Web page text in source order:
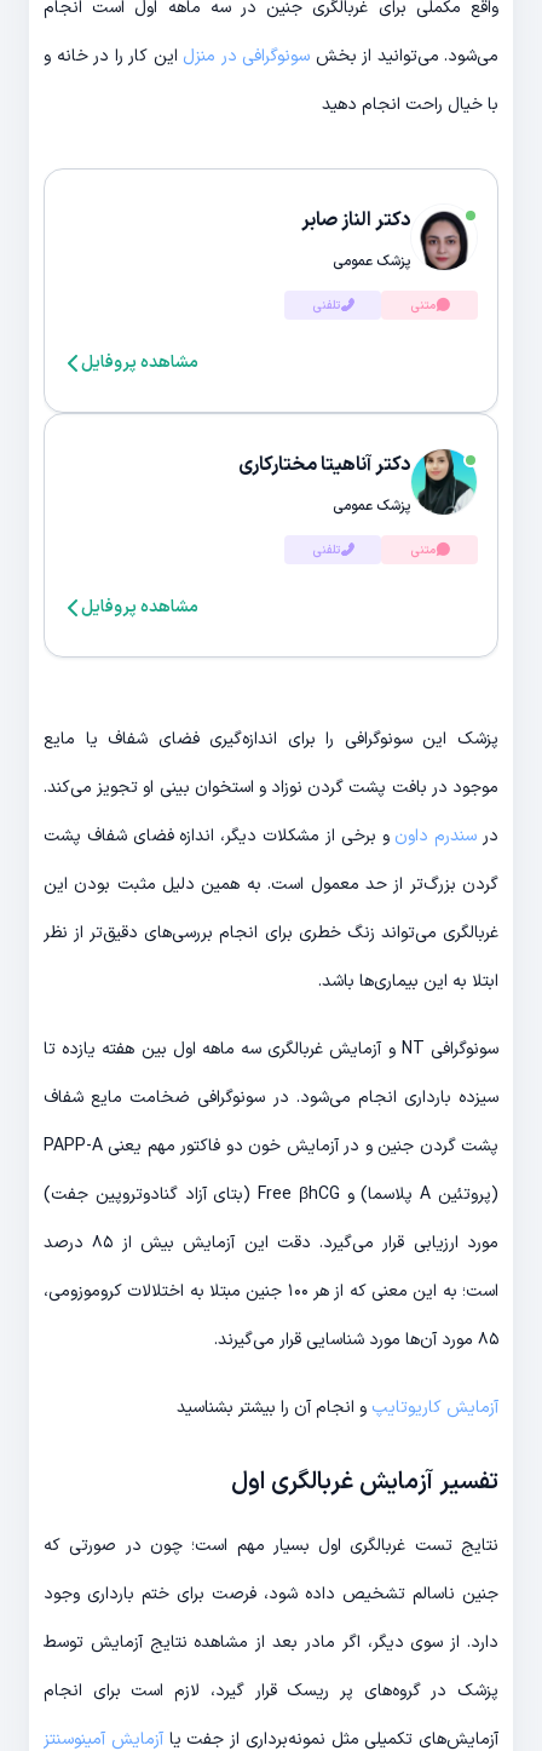
واقع مکملی برای غربالگری جنین در سه ماهه اول است انجام
می‌شود. می‌توانید از بخش سونوگرافی در منزل این کار را در خانه و
با خیال راحت انجام دهید
دکتر الناز صابر
پزشک عمومی
متنی تلفنی
مشاهده پروفایل
دکتر آناهیتا مختارکاری
پزشک عمومی
متنی تلفنی
مشاهده پروفایل
پزشک این سونوگرافی را برای اندازه‌گیری فضای شفاف یا مایع
موجود در بافت پشت گردن نوزاد و استخوان بینی او تجویز می‌کند.
در سندرم داون و برخی از مشکلات دیگر، اندازه فضای شفاف پشت
گردن بزرگ‌تر از حد معمول است. به همین دلیل مثبت بودن این
غربالگری می‌تواند زنگ خطری برای انجام بررسی‌های دقیق‌تر از نظر
ابتلا به این بیماری‌ها باشد.
سونوگرافی NT و آزمایش غربالگری سه ماهه اول بین هفته یازده تا
سیزده بارداری انجام می‌شود. در سونوگرافی ضخامت مایع شفاف
پشت گردن جنین و در آزمایش خون دو فاکتور مهم یعنی PAPP-A
(پروتئین A پلاسما) و Free βhCG (بتای آزاد گنادوتروپین جفت)
مورد ارزیابی قرار می‌گیرد. دقت این آزمایش بیش از ۸۵ درصد
است؛ به این معنی که از هر ۱۰۰ جنین مبتلا به اختلالات کروموزومی،
۸۵ مورد آن‌ها مورد شناسایی قرار می‌گیرند.
آزمایش کاریوتایپ و انجام آن را بیشتر بشناسید
تفسیر آزمایش غربالگری اول
نتایج تست غربالگری اول بسیار مهم است؛ چون در صورتی که
جنین ناسالم تشخیص داده شود، فرصت برای ختم بارداری وجود
دارد. از سوی دیگر، اگر مادر بعد از مشاهده نتایج آزمایش توسط
پزشک در گروه‌های پر ریسک قرار گیرد، لازم است برای انجام
آزمایش‌های تکمیلی مثل نمونه‌برداری از جفت یاآزمایش آمینوسنتز